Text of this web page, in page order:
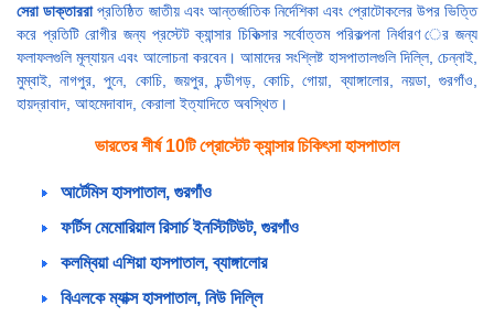
সেরা ডাক্তাররাপ্রতিষ্ঠিত জাতীয় এবং আন্তর্জাতিক নির্দেশিকা এবং প্রোটোকলের উপর ভিত্তি
করে প্রতিটি রোগীর জন্য প্রস্টেট ক্যান্সার চিকিত্সার সর্বোত্তম পরিকল্পনা নির্ধারণ ের জন্য
ফলাফলগুলি মূল্যায়ন এবং আলোচনা করবেন। আমাদের সংশ্লিষ্ট হাসপাতালগুলি দিল্লি, চেন্নাই,
মুম্বাই, নাগপুর, পুনে, কোচি, জয়পুর, চন্ডীগড়, কোচি, গোয়া, ব্যাঙ্গালোর, নয়ডা, গুরগাঁও,
হায়দ্রাবাদ, আহমেদাবাদ, কেরালা ইত্যাদিতে অবস্থিত।
ভারতের শীর্ষ 10টি প্রোস্টেট ক্যান্সার চিকিৎসা হাসপাতাল
আর্টেমিস হাসপাতাল, গুরগাঁও
ফর্টিস মেমোরিয়াল রিসার্চ ইনস্টিটিউট, গুরগাঁও
কলম্বিয়া এশিয়া হাসপাতাল, ব্যাঙ্গালোর
বিএলকে ম্যাক্স হাসপাতাল, নিউ দিল্লি